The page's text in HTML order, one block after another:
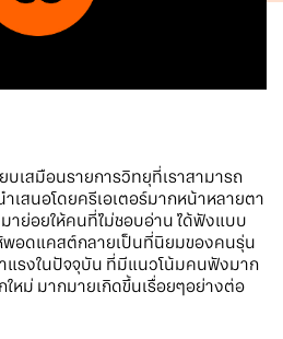
บเสมือนรายการวิทยุที่เราสามารถ
เสนอโดยครีเอเตอร์มากหน้าหลายตา
าย่อยให้คนที่ไม่ชอบอ่าน ได้ฟังแบบ
ห้พอดแคสต์กลายเป็นที่นิยมของคนรุ่น
แรงในปัจจุบัน ที่มีแนวโน้มคนฟังมาก
หม่ มากมายเกิดขึ้นเรื่อยๆอย่างต่อ